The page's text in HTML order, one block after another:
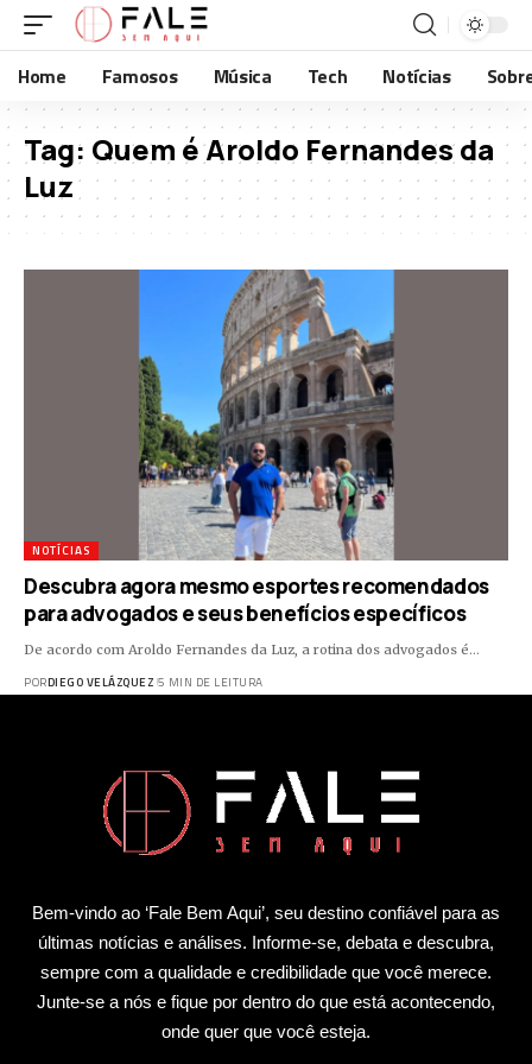
Home Famosos Música Tech Notícias
Tag: Quem é Aroldo Fernandes da
Luz
NOTÍCIAS
Descubra agora mesmo esportes recomendados
para advogados e seus benefícios específicos
De acordo com Aroldo Fernandes da Luz, a rotina dos advogados é…
PORDIEGO VELÁZQUEZ 5 MIN DE LEITURA
Bem-vindo ao ‘Fale Bem Aqui’, seu destino confiável para as
últimas notícias e análises. Informe-se, debata e descubra,
sempre com a qualidade e credibilidade que você merece.
Junte-se a nós e fique por dentro do que está acontecendo,
onde quer que você esteja.